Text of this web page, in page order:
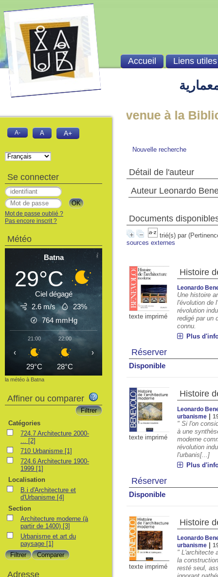
Bienvenue à la
Nouvelle recherche
Détail de l'auteur
Auteur Leonardo
Documents
trié(s) par
sources externes
texte imprimé
Histoire
Leonardo
Une histoire
l'évolution de
révolution
redigé par un
connu.
Plus
Réserver
Disponible
texte imprimé
Histoire
Leonardo
urbanisme |
" Si l'on
à une
moderne
révolution
l'urbanis[...]
Plus
Réserver
Disponible
texte imprimé
Histoire
Leonardo
urbanisme |
" L'architecte
la
resté seul,
Accueil Liens utiles
A- A A+
Se connecter
Mot de passe oublié ?
Pas encore inscrit ?
Météo
Batna
29°C
Ciel dégagé
2.6 m/s
23%
764 mmHg
21:00
29°C
22:00
28°C
23:00
26°C 25°C
02:00
‹ ›
la météo à Batna
Affiner ou comparer
Catégories
724.7 Architecture 2000-
[2]
710 Urbanisme [1]
724.6 Architecture 1900-
1999 [1]
Localisation
B.i d'Architecture et
d'Urbanisme [4]
Section
Architecture moderne (à
partir de 1400) [3]
Urbanisme et art du
paysage [1]
Adresse